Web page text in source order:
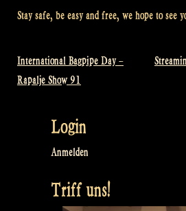
Stay safe, be easy and free, we hope to see
Beitragsnavigation
International Bagpipe Day –
Rapalje Show 91
Login
Anmelden
Triff uns!